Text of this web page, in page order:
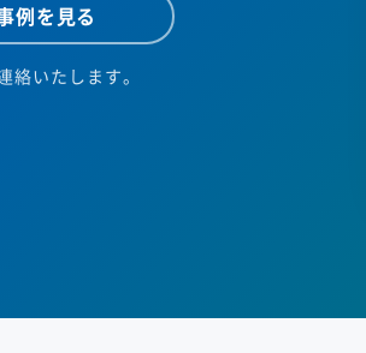
例を見る
いたします。